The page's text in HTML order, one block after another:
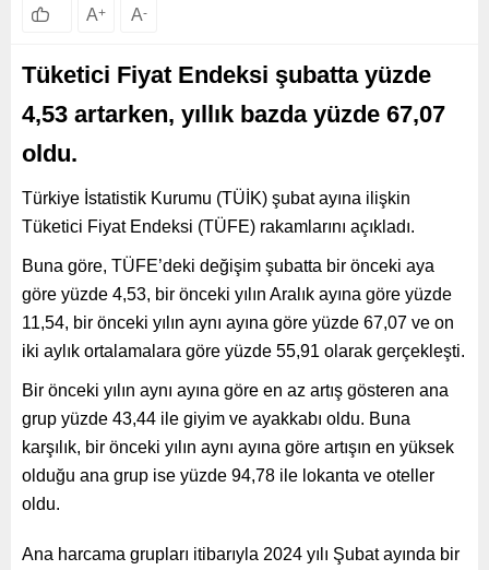
A+ A-
Tüketici Fiyat Endeksi şubatta yüzde
4,53 artarken, yıllık bazda yüzde 67,07
oldu.
Türkiye İstatistik Kurumu (TÜİK) şubat ayına ilişkin
Tüketici Fiyat Endeksi (TÜFE) rakamlarını açıkladı.
Buna göre, TÜFE’deki değişim şubatta bir önceki aya
göre yüzde 4,53, bir önceki yılın Aralık ayına göre yüzde
11,54, bir önceki yılın aynı ayına göre yüzde 67,07 ve on
iki aylık ortalamalara göre yüzde 55,91 olarak gerçekleşti.
Bir önceki yılın aynı ayına göre en az artış gösteren ana
grup yüzde 43,44 ile giyim ve ayakkabı oldu. Buna
karşılık, bir önceki yılın aynı ayına göre artışın en yüksek
olduğu ana grup ise yüzde 94,78 ile lokanta ve oteller
oldu.
Ana harcama grupları itibarıyla 2024 yılı Şubat ayında bir